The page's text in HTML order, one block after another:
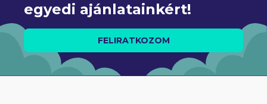
egyedi ajánlatainkért!
FELIRATKOZOM